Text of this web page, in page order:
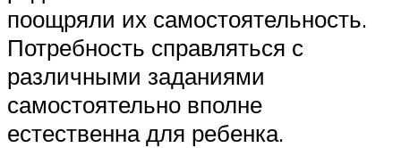
поощряли их самостоятельность.
Потребность справляться с
различными заданиями
самостоятельно вполне
естественна для ребенка.